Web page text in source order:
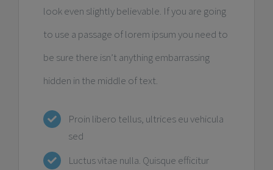
look even slightly believable. If you are going
to use a passage of lorem ipsum you need to
be sure there isn’t anything embarrassing
hidden in the middle of text.
Proin libero tellus, ultrices eu vehicula
sed
Luctus vitae nulla. Quisque efficitur